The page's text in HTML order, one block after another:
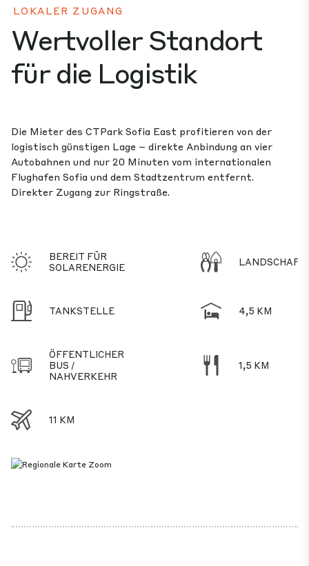
LOKALER ZUGANG
Wertvoller Standort
für die Logistik
Die Mieter des CTPark Sofia East profitieren von der
logistisch günstigen Lage – direkte Anbindung an vier
Autobahnen und nur 20 Minuten vom internationalen
Flughafen Sofia und dem Stadtzentrum entfernt.
Direkter Zugang zur Ringstraße.
BEREIT FÜR
SOLARENERGIE
TANKSTELLE 4,5 KM
ÖFFENTLICHER
BUS /
NAHVERKEHR
1,5 KM
11 KM